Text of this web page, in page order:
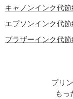
キャノンインク代
エプソンインク代
ブラザーインク代
プリ
もっ